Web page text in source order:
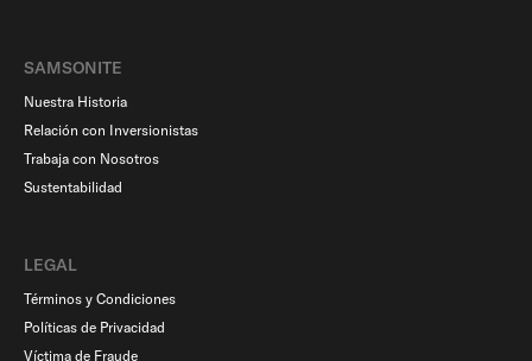
SAMSONITE
Nuestra Historia
Relación con Inversionistas
Trabaja con Nosotros
Sustentabilidad
LEGAL
Términos y Condiciones
Políticas de Privacidad
Víctima de Fraude